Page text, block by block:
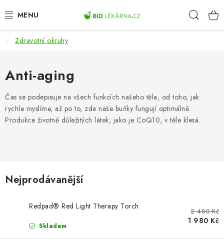
na
AKCE
DOPLŇKY STRAVY
PŘÍRODNÍ KOSMETIKA
SPORT
PŘÍSTROJE
ZNAČKY
Zdravotní okruhy
Anti-aging
Čas se podepisuje na všech funkcích našeho těla, od toho, jak
rychle myslíme, až po to, zda naše buňky fungují optimálně.
Produkce životně důležitých látek, jako je CoQ10, v těle klesá.
Nejprodávanější
Redpad® Red Light Therapy Torch
Skladem
2 480 Kč
1 980 Kč